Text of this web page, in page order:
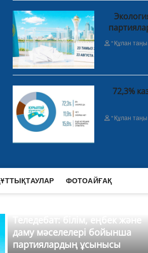
"Құлан
72,3%
"Құлан
ФОТОАЙҒАҚ
Теледебат: білім, еңбек және
даму мәселелері бойынша
партиялардың ұсынысы